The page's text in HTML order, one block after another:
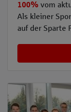
100% vom
Als kleiner
auf der Sparte